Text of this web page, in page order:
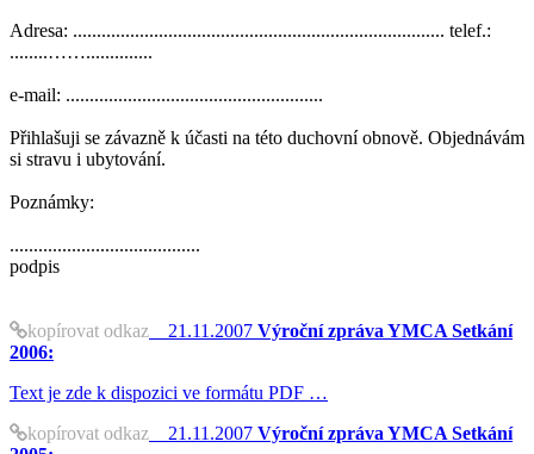
Adresa: .............................................................................. telef.:
........……..............
e-mail: ......................................................
Přihlašuji se závazně k účasti na této duchovní obnově. Objednávám
si stravu i ubytování.
Poznámky:
........................................
podpis
kopírovat odkaz 21.11.2007 Výroční zpráva YMCA Setkání
2006:
Text je zde k dispozici ve formátu PDF …
kopírovat odkaz 21.11.2007 Výroční zpráva YMCA Setkání